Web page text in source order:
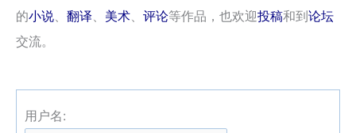
的小说、 翻译、 美术、 评论等作品，也欢迎投稿和到论坛
交流。
用户名: